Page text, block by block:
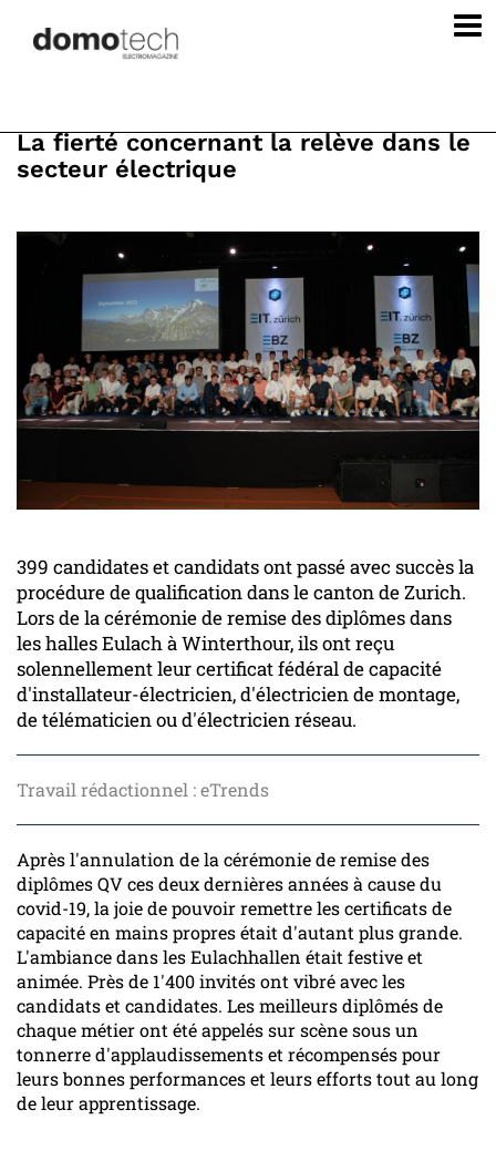
La fierté concernant la relève dans le
secteur électrique
399 candidates et candidats ont passé avec succès la
procédure de qualification dans le canton de Zurich.
Lors de la cérémonie de remise des diplômes dans
les halles Eulach à Winterthour, ils ont reçu
solennellement leur certificat fédéral de capacité
d'installateur-électricien, d'électricien de montage,
de télématicien ou d'électricien réseau.
Travail rédactionnel : eTrends
Après l'annulation de la cérémonie de remise des
diplômes QV ces deux dernières années à cause du
covid-19, la joie de pouvoir remettre les certificats de
capacité en mains propres était d'autant plus grande.
L'ambiance dans les Eulachhallen était festive et
animée. Près de 1'400 invités ont vibré avec les
candidats et candidates. Les meilleurs diplômés de
chaque métier ont été appelés sur scène sous un
tonnerre d'applaudissements et récompensés pour
leurs bonnes performances et leurs efforts tout au long
de leur apprentissage.